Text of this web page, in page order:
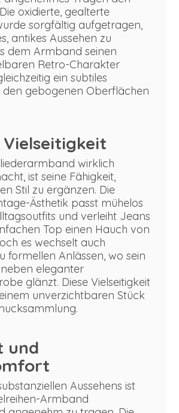
oxidierte, gealterte
sorgfältig aufgetragen,
antikes Aussehen zu
dem Armband seinen
Retro-Charakter
ein subtiles
den gebogenen Oberflächen
wirklich
ist seine Fähigkeit,
Stil zu ergänzen. Die
Ästhetik passt mühelos
und verleiht Jeans
Top einen Hauch von
es wechselt auch
formellen Anlässen, wo sein
eleganter
glänzt. Diese Vielseitigkeit
unverzichtbaren Stück
und
Aussehens ist
Armband